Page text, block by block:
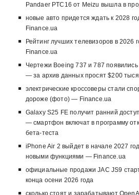
Pandaer PTC16 от Meizu вышла в
новые авто придется ждать к 2028
Finance.ua
Рейтинг лучших телевизоров в 2026
Finance.ua
Чертежи Boeing 737 и 787 появились
— за архив данных просят $200
электрические кроссоверы стали
дороже (фото) — Finance.ua
Galaxy S25 FE получит ранний
— смартфон включат в программу
бета-теста
iPhone Air 2 выйдет в начале 2027
новыми функциями — Finance.ua
официальные продажи JAC JS9
конца осени 2026 года